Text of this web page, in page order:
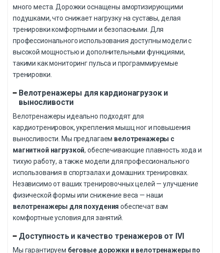
много места. Дорожки оснащены амортизирующими
подушками, что снижает нагрузку на суставы, делая
тренировки комфортными и безопасными. Для
профессионального использования доступны модели с
высокой мощностью и дополнительными функциями,
такими как мониторинг пульса и программируемые
тренировки.
Велотренажеры для кардионагрузок и
выносливости
Велотренажеры идеально подходят для
кардиотренировок, укрепления мышц ног и повышения
выносливости. Мы предлагаем велотренажеры с
магнитной нагрузкой, обеспечивающие плавность хода и
тихую работу, а также модели для профессионального
использования в спортзалах и домашних тренировках.
Независимо от ваших тренировочных целей — улучшение
физической формы или снижение веса — наши
велотренажеры для похудения обеспечат вам
комфортные условия для занятий.
Доступность и качество тренажеров от IVI
Мы гарантируем беговые дорожки и велотренажеры по